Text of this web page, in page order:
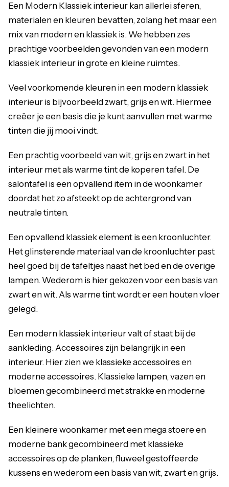
Een Modern Klassiek interieur kan allerlei sferen,
materialen en kleuren bevatten, zolang het maar een
mix van modern en klassiek is. We hebben zes
prachtige voorbeelden gevonden van een modern
klassiek interieur in grote en kleine ruimtes.
Veel voorkomende kleuren in een modern klassiek
interieur is bijvoorbeeld zwart, grijs en wit. Hiermee
creëer je een basis die je kunt aanvullen met warme
tinten die jij mooi vindt.
Een prachtig voorbeeld van wit, grijs en zwart in het
interieur met als warme tint de koperen tafel. De
salontafel is een opvallend item in de woonkamer
doordat het zo afsteekt op de achtergrond van
neutrale tinten.
Een opvallend klassiek element is een kroonluchter.
Het glinsterende materiaal van de kroonluchter past
heel goed bij de tafeltjes naast het bed en de overige
lampen. Wederom is hier gekozen voor een basis van
zwart en wit. Als warme tint wordt er een houten vloer
gelegd.
Een modern klassiek interieur valt of staat bij de
aankleding. Accessoires zijn belangrijk in een
interieur. Hier zien we klassieke accessoires en
moderne accessoires. Klassieke lampen, vazen en
bloemen gecombineerd met strakke en moderne
theelichten.
Een kleinere woonkamer met een mega stoere en
moderne bank gecombineerd met klassieke
accessoires op de planken, fluweel gestoffeerde
kussens en wederom een basis van wit, zwart en grijs.